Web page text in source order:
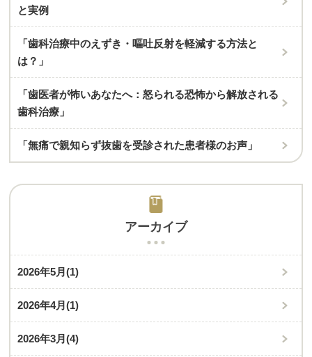
と実例
「歯科治療中のえずき・嘔吐反射を軽減する方法と
は？」
「歯医者が怖いあなたへ：怒られる恐怖から解放される
歯科治療」
「無痛で親知らず抜歯を受診された患者様のお声」
アーカイブ
2026年5月(1)
2026年4月(1)
2026年3月(4)